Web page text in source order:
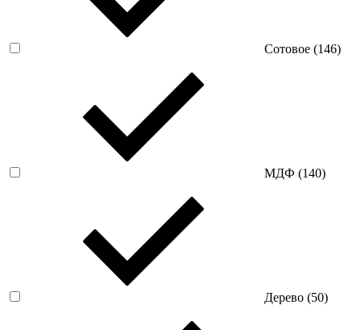
Сотовое (146)
МДФ (140)
Дерево (50)